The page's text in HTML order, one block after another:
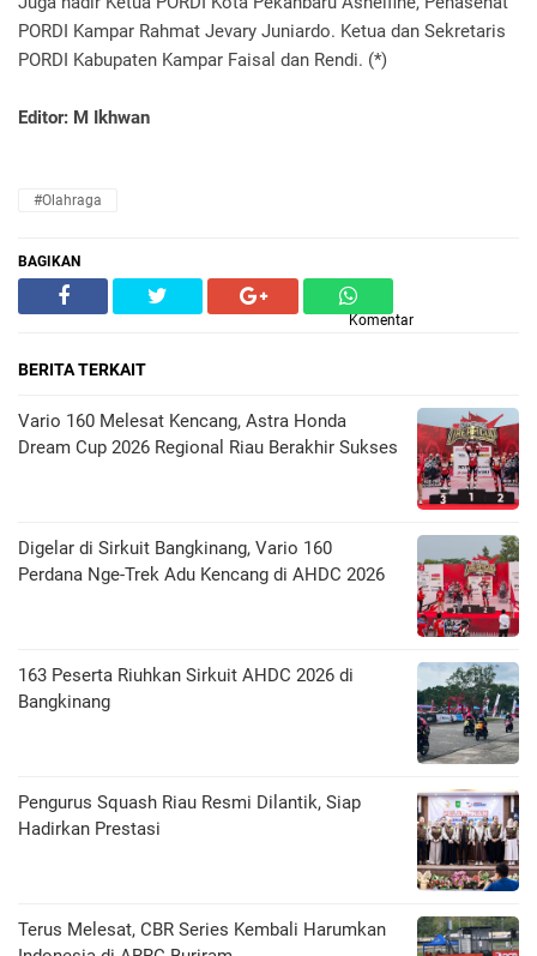
PORDI Kampar Rahmat Jevary Juniardo. Ketua dan Sekretaris
PORDI Kabupaten Kampar Faisal dan Rendi. (*)
Editor: M Ikhwan
#Olahraga
BAGIKAN
Komentar
BERITA TERKAIT
Vario 160 Melesat Kencang, Astra Honda
Dream Cup 2026 Regional Riau Berakhir Sukses
Digelar di Sirkuit Bangkinang, Vario 160
Perdana Nge-Trek Adu Kencang di AHDC 2026
163 Peserta Riuhkan Sirkuit AHDC 2026 di
Bangkinang
Pengurus Squash Riau Resmi Dilantik, Siap
Hadirkan Prestasi
Terus Melesat, CBR Series Kembali Harumkan